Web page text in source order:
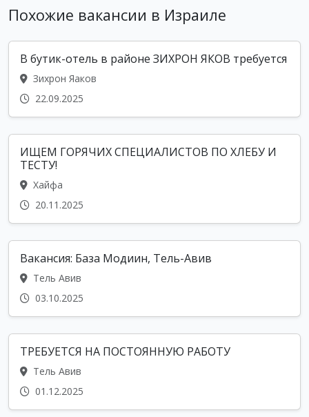
Похожие вакансии в Израиле
В бутик-отель в районе ЗИХРОН ЯКОВ требуется
Зихрон Яаков
22.09.2025
ИЩЕМ ГОРЯЧИХ СПЕЦИАЛИСТОВ ПО ХЛЕБУ И
ТЕСТУ!
Хайфа
20.11.2025
Вакансия: База Модиин, Тель-Авив
Тель Авив
03.10.2025
ТРЕБУЕТСЯ НА ПОСТОЯННУЮ РАБОТУ
Тель Авив
01.12.2025